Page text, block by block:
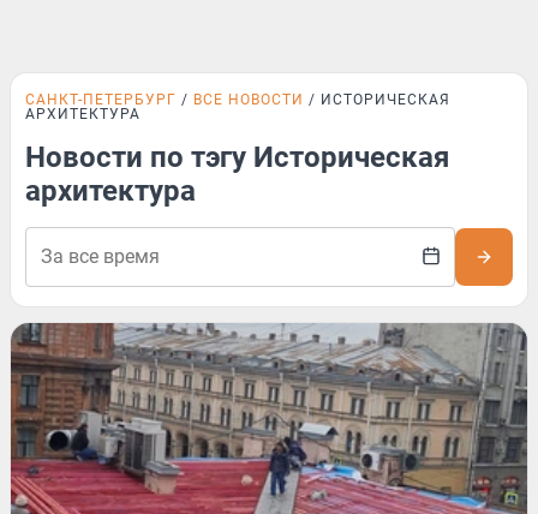
САНКТ-ПЕТЕРБУРГ ВСЕ НОВОСТИ
ИСТОРИЧЕСКАЯ
АРХИТЕКТУРА
Новости по тэгу Историческая
архитектура